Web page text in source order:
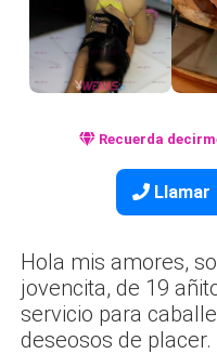
Recuerda
Llamar
Hola mis amores,
jovencita, de 19
servicio para
deseosos de placer.